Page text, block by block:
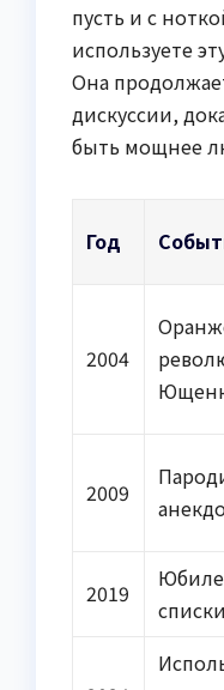
пусть и с
используете
Она
дискуссии,
быть мощнее
Год
2004
2009
2019